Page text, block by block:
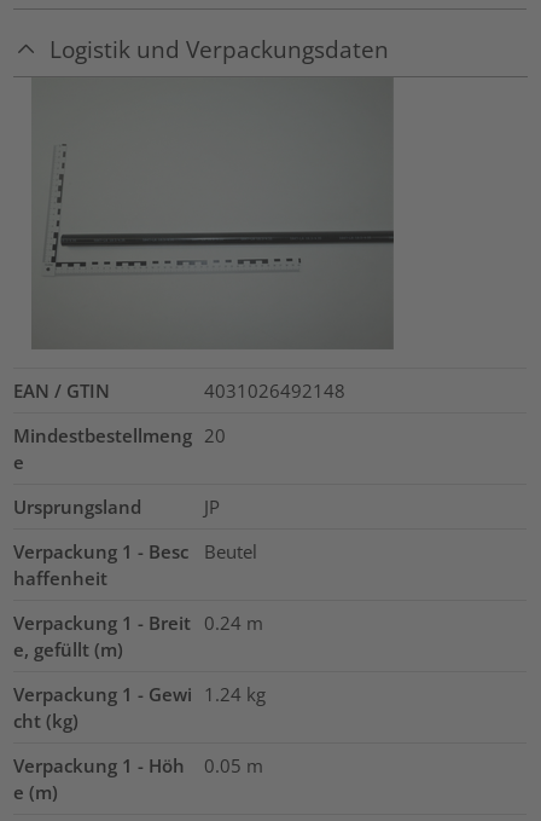
Logistik und Verpackungsdaten
EAN / GTIN
4031026492148
Mindestbestellmeng
e
20
Ursprungsland
JP
Verpackung 1 - Besc
haffenheit
Beutel
Verpackung 1 - Breit
e, gefüllt (m)
0.24 m
Verpackung 1 - Gewi
cht (kg)
1.24 kg
Verpackung 1 - Höh
e (m)
0.05 m